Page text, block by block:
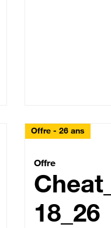
Offre - 26 ans
Offre
18_26